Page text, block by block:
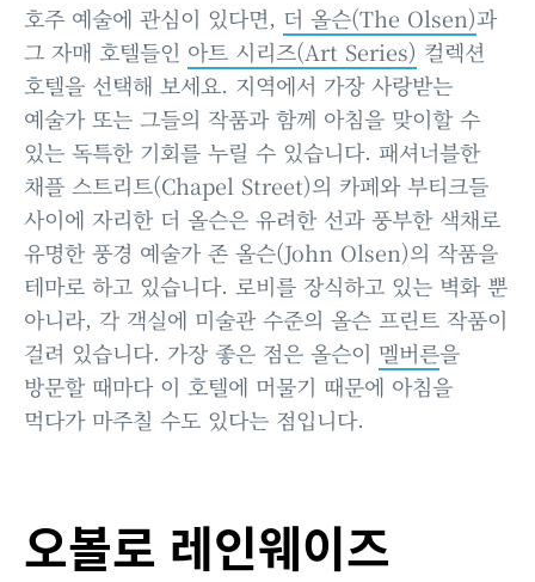
호주 예술에 관심이 있다면, 더 올슨(The Olsen)과
그 자매 호텔들인 아트 시리즈(Art Series) 컬렉션
호텔을 선택해 보세요. 지역에서 가장 사랑받는
예술가 또는 그들의 작품과 함께 아침을 맞이할 수
있는 독특한 기회를 누릴 수 있습니다. 패셔너블한
채플 스트리트(Chapel Street)의 카페와 부티크들
사이에 자리한 더 올슨은 유려한 선과 풍부한 색채로
유명한 풍경 예술가 존 올슨(John Olsen)의 작품을
테마로 하고 있습니다. 로비를 장식하고 있는 벽화 뿐
아니라, 각 객실에 미술관 수준의 올슨 프린트 작품이
걸려 있습니다. 가장 좋은 점은 올슨이 멜버른을
방문할 때마다 이 호텔에 머물기 때문에 아침을
먹다가 마주칠 수도 있다는 점입니다.
오볼로 레인웨이즈